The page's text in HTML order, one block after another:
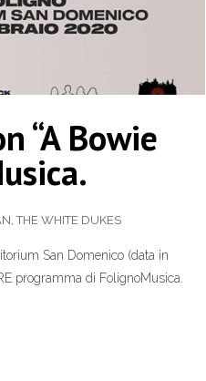
“A Bowie
,THE WHITE DUKES
San Domenico (data in
programma di FolignoMusica.